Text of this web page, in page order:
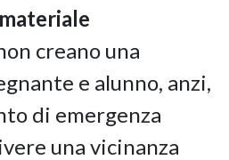
creano una
e alunno, anzi,
di emergenza
una vicinanza